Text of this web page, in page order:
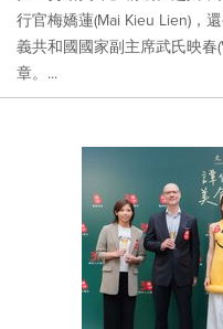
行官梅嬌蓮(Mai Kieu Lien)，
義共和國國家副主席武氏映春
章。...